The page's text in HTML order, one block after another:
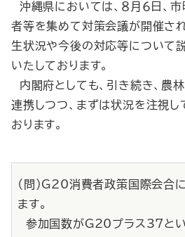
沖縄県においては、８月６日、
者等を集めて対策会議が開催さ
生状況や今後の対応等について
いたしております。
内閣府としても、引き続き、農
連携しつつ、まずは状況を注視し
おります。
（問）G20消費者政策国際会合
ます。
参加国数がG20プラス37とい